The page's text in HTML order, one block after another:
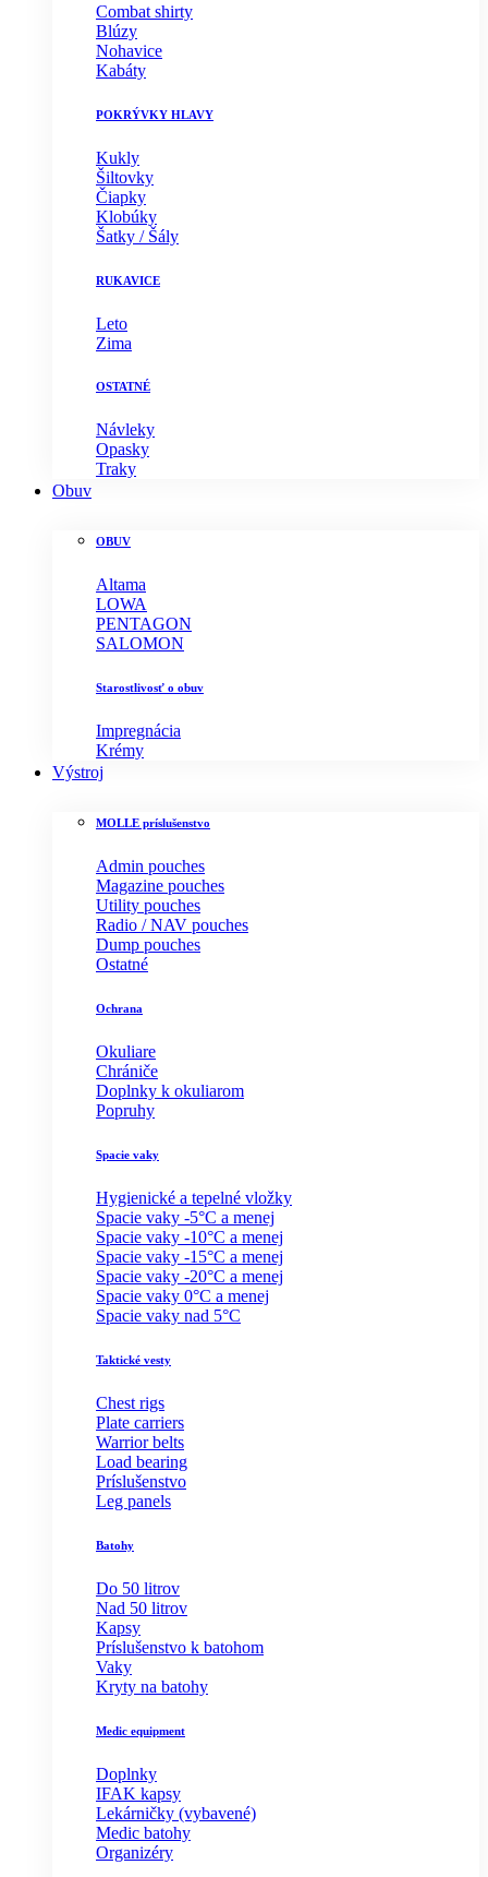
Combat shirty
Blúzy
Nohavice
Kabáty
POKRÝVKY HLAVY
Kukly
Šiltovky
Čiapky
Klobúky
Šatky / Šály
RUKAVICE
Leto
Zima
OSTATNÉ
Návleky
Opasky
Traky
Obuv
OBUV
Altama
LOWA
PENTAGON
SALOMON
Starostlivosť o obuv
Impregnácia
Krémy
Výstroj
MOLLE príslušenstvo
Admin pouches
Magazine pouches
Utility pouches
Radio / NAV pouches
Dump pouches
Ostatné
Ochrana
Okuliare
Chrániče
Doplnky k okuliarom
Popruhy
Spacie vaky
Hygienické a tepelné vložky
Spacie vaky -5°C a menej
Spacie vaky -10°C a menej
Spacie vaky -15°C a menej
Spacie vaky -20°C a menej
Spacie vaky 0°C a menej
Spacie vaky nad 5°C
Taktické vesty
Chest rigs
Plate carriers
Warrior belts
Load bearing
Príslušenstvo
Leg panels
Batohy
Do 50 litrov
Nad 50 litrov
Kapsy
Príslušenstvo k batohom
Vaky
Kryty na batohy
Medic equipment
Doplnky
IFAK kapsy
Lekárničky (vybavené)
Medic batohy
Organizéry